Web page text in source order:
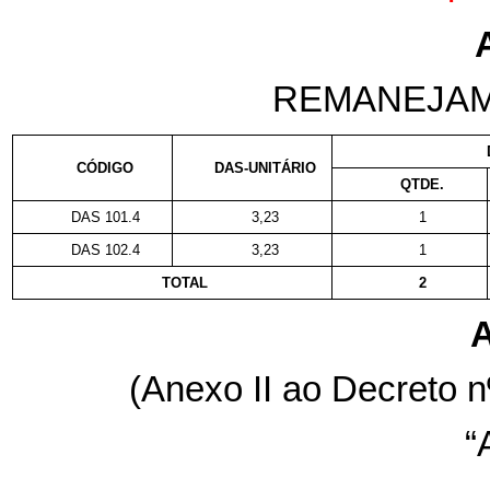
CÓDIGO DAS-UNITÁRIO
QTDE.
DAS 101.4
3,23
1
DAS 102.4
3,23
1
TOTAL
2
(Anexo II ao Decreto